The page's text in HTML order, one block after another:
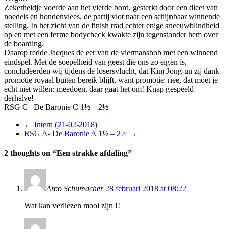
Zekerheidje voerde aan het vierde bord, gesterkt door een dieet van
noedels en hondenvlees, de partij vlot naar een schijnbaar winnende
stelling. In het zicht van de finish trad echter enige sneeuwblindheid
op en met een ferme bodycheck kwakte zijn tegenstander hem over
de boarding.
Daarop redde Jacques de eer van de viermansbob met een winnend
eindspel. Met de soepelheid van geest die ons zo eigen is,
concludeerden wij tijdens de losersvlucht, dat Kim Jong-un zij dank
promotie royaal buiten bereik blijft, want promotie: nee, dat moet je
echt niet willen: meedoen, daar gaat het om! Knap gespeeld
derhalve!
RSG C –De Baronie C 1½ – 2½
← Intern (21-02-2018)
RSG A- De Baronie A 1½ – 2½ →
2 thoughts on “Een strakke afdaling”
Arco Schumacher 28 februari 2018 at 08:22
Wat kan verliezen mooi zijn !!